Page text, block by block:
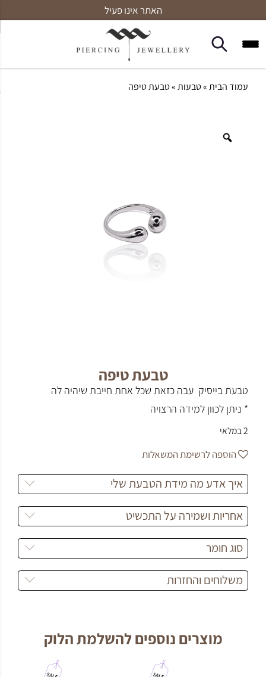
האתר אינו פעיל
עמוד הבית»טבעות» טבעת טיפה
טבעת טיפה
טבעת בייסיק עבה כזאת שכל אחת חייבת שיהיה לה
* ניתן לכוון למידה הרצויה
2 במלאי
הוספה לרשימת המשאלות
איך אדע מה מידת הטבעת שלי
אחריות ושמירה על התכשיט
סוג חומר
משלוחים והחזרות
מוצרים נוספים להשלמת הלוק